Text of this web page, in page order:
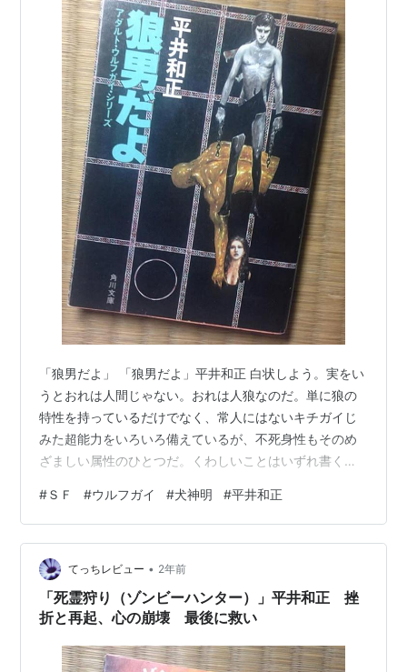
「狼男だよ」 「狼男だよ」平井和正 白状しよう。実をい
うとおれは人間じゃない。おれは人狼なのだ。単に狼の
特性を持っているだけでなく、常人にはないキチガイじ
みた超能力をいろいろ備えているが、不死身性もそのめ
ざましい属性のひとつだ。くわしいことはいずれ書く
ライター、犬神明。 コインを指で曲げ、銃弾を撃ち込ま
れても、ものとしない陽気な狼男が毎回ひょんなことか
ら事件に巻き込まれ、暴力団やＣＩＡ、秘密組織を相手
に大暴れする。 アダルト・ウルフガイ・シリーズの第１
弾(３編を収録)。 中学生の頃、父の本棚にあったこの本
を手に取ったのが、平井和正にはまる…
#ＳＦ #ウルフガイ #犬神明 #平井和正
てっちレビュー • 2年前
「死霊狩り（ゾンビーハンター）」平井和正 挫
折と再起、心の崩壊 最後に救い